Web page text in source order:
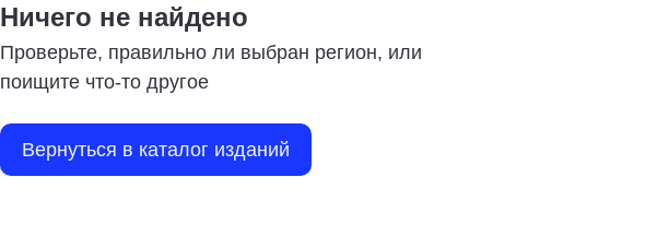
Ничего не найдено
Проверьте, правильно ли выбран регион, или
поищите что-то другое
Вернуться в каталог изданий